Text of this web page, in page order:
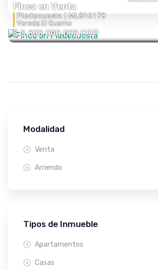
Finca en Venta
Piedecuesta |MLS16178
Vereda El Guamo
$ 3.600.000.000 COP
Modalidad
Venta
Arriendo
Tipos de Inmueble
Apartamentos
Casas